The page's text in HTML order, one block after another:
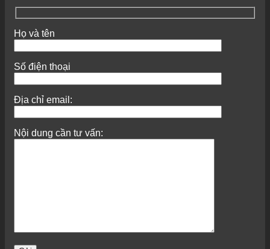
Họ và tên
Số điện thoại
Địa chỉ email:
Nội dung cần tư vấn: